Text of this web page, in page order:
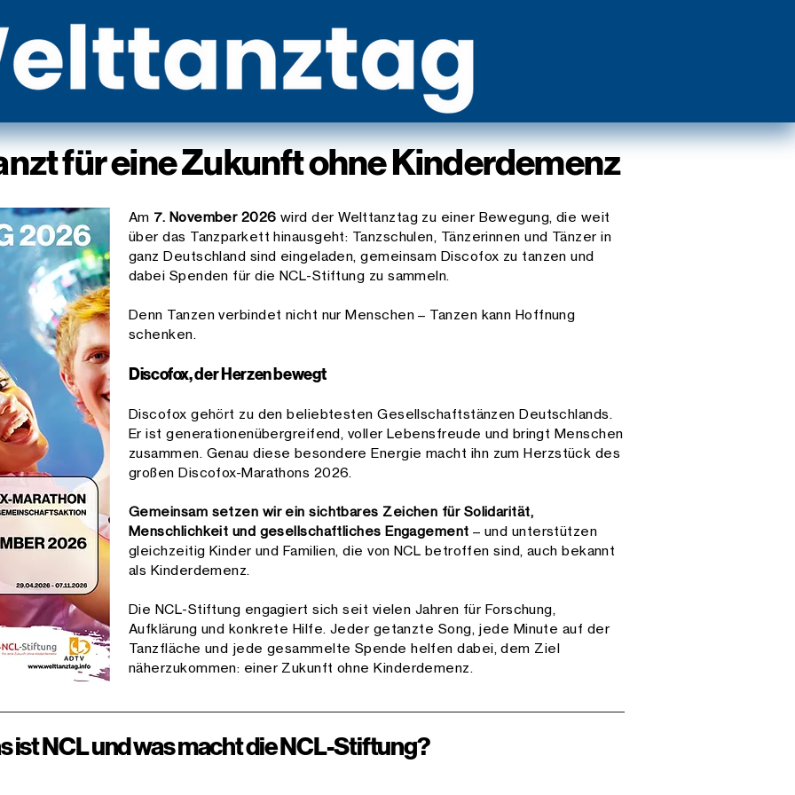
für eine Zukunft ohne Kinderdemenz
Am 7. November 2026 wird der Welttanztag zu einer Bewegung, die weit
über das Tanzparkett hinausgeht: Tanzschulen, Tänzerinnen und Tänzer in
ganz Deutschland sind eingeladen, gemeinsam Discofox zu tanzen und
dabei Spenden für die NCL-Stiftung zu sammeln.
Denn Tanzen verbindet nicht nur Menschen – Tanzen kann Hoffnung
schenken.
Discofox, der Herzen bewegt
Discofox gehört zu den beliebtesten Gesellschaftstänzen Deutschlands.
Er ist generationenübergreifend, voller Lebensfreude und bringt Menschen
zusammen. Genau diese besondere Energie macht ihn zum Herzstück des
großen Discofox-Marathons 2026.
Gemeinsam setzen wir ein sichtbares Zeichen für Solidarität,
Menschlichkeit und gesellschaftliches Engagement – und unterstützen
gleichzeitig Kinder und Familien, die von NCL betroffen sind, auch bekannt
als Kinderdemenz.
Die NCL-Stiftung engagiert sich seit vielen Jahren für Forschung,
Aufklärung und konkrete Hilfe. Jeder getanzte Song, jede Minute auf der
Tanzfläche und jede gesammelte Spende helfen dabei, dem Ziel
näherzukommen: einer Zukunft ohne Kinderdemenz.
ist NCL und was macht die NCL-Stiftung?